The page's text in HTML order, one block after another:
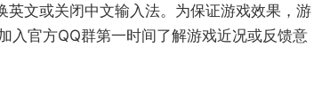
文或关闭中文输入法。为保证游戏效果，游
入官方QQ群第一时间了解游戏近况或反馈意